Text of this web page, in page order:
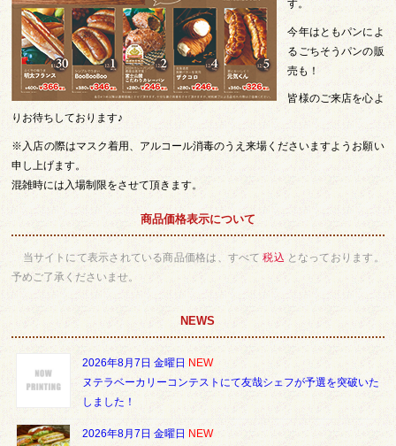
す。
今年はともパンによ
るごちそうパンの販
売も！
皆様のご来店を心よ
りお待ちしております♪
※入店の際はマスク着用、アルコール消毒のうえ来場くださいますようお願い
申し上げます。
混雑時には入場制限をさせて頂きます。
商品価格表示について
当サイトにて表示されている商品価格は、すべて 税込 となっております。
予めご了承くださいませ。
NEWS
2026年8月7日 金曜日 NEW
ヌテラベーカリーコンテストにて友哉シェフが予選を突破いた
しました！
2026年8月7日 金曜日 NEW